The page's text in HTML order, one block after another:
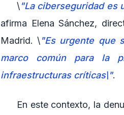
\"La ciberseguridad es
afirma Elena Sánchez,
Madrid. \"Es urgente que
marco común para la
infraestructuras críticas\".
En este contexto, la